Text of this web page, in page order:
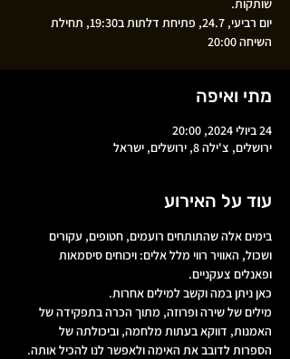
יום רביעי, 24.7, פתיחת דלתות ב19:30, תחילת
השיחה 20:00
מתי ואיפה
24 ביולי 2024, 20:00
ירושלים, צ'ילה 8, ירושלים, ישראל
עוד על האירוע
בימים אלה שהתותחים רועמים, חטופים, עקורים
ושכול, האוויר רווי מלל אלים: ויכוחים סיסמאות
ופאנלים צעקניים.
כאן ניתן במה וקשב למילים אחרות.
מילים של שירה ופרוזה, מתוך הכרה בתפקידה של
האמנות, דווקא בעתות מלחמה, וביכולתה של
הספרות לדובב את האימה ולאפשר לנו להכיל אותה.